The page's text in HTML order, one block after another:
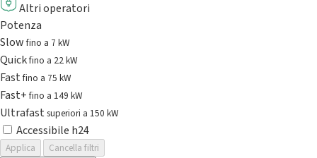
Altri operatori
Potenza
Slowfino a 7 kW
Quickfino a 22 kW
Fastfino a 75 kW
Fast+fino a 149 kW
Ultrafast superiori a 150 kW
Accessibile h24
Applica
Cancella filtri